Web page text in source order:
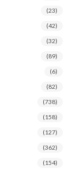
(23)
(42)
(32)
(89)
(6)
(82)
(738)
(158)
(127)
(362)
(154)